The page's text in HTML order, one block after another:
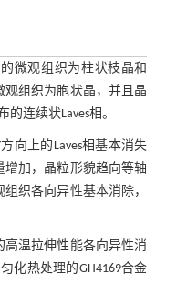
微观组织为柱状枝晶和
观组织为胞状晶，并且晶
连续状Laves相。
方向上的Laves相基本消失
加，晶粒形貌趋向等轴
组织各向异性基本消除，
高温拉伸性能各向异性消
化热处理的GH4169合金